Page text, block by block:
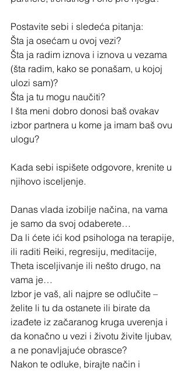
Postavite sebi i sledeća pitanja:
Šta ja osećam u ovoj vezi?
Šta ja radim iznova i iznova u vezama
(šta radim, kako se ponašam, u kojoj
ulozi sam)?
Šta ja tu mogu naučiti?
I šta meni dobro donosi baš ovakav
izbor partnera u kome ja imam baš ovu
ulogu?
Kada sebi ispišete odgovore, krenite u
njihovo isceljenje.
Danas vlada izobilje načina, na vama
je samo da svoj odaberete…
Da li ćete ići kod psihologa na terapije,
ili raditi Reiki, regresiju, meditacije,
Theta isceljivanje ili nešto drugo, na
vama je…
Izbor je vaš, ali najpre se odlučite –
želite li tu da ostanete ili birate da
izađete iz začaranog kruga uverenja i
da konačno u vezi i životu živite ljubav,
a ne ponavljajuće obrasce?
Nakon te odluke, birajte način i